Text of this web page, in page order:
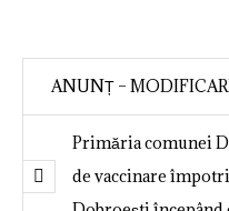
Primăria comunei Dobroești
de vaccinare împotriva SARS-CoV-2 în comuna